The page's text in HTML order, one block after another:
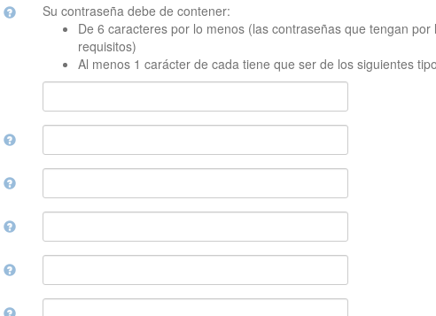
Su contraseña debe de contener:
De 6 caracteres por lo menos (las contraseñas que tengan
requisitos)
Al menos 1 carácter de cada tiene que ser de los siguientes